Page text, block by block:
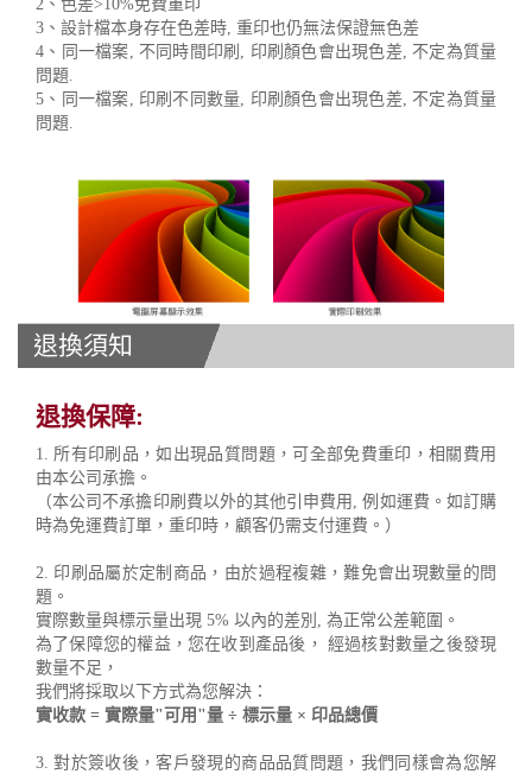
2、色差>10%免費重印
3、設計檔本身存在色差時, 重印也仍無法保證無色差
4、同一檔案, 不同時間印刷, 印刷顏色會出現色差, 不定為質量
問題.
5、同一檔案, 印刷不同數量, 印刷顏色會出現色差, 不定為質量
問題.
退換須知
退換保障:
1. 所有印刷品，如出現品質問題，可全部免費重印，相關費用
由本公司承擔。
（本公司不承擔印刷費以外的其他引申費用, 例如運費。如訂購
時為免運費訂單，重印時，顧客仍需支付運費。）
2. 印刷品屬於定制商品，由於過程複雜，難免會出現數量的問
題。
實際數量與標示量出現 5% 以內的差別, 為正常公差範圍。
為了保障您的權益，您在收到產品後， 經過核對數量之後發現
數量不足，
我們將採取以下方式為您解決：
實收款 = 實際量"可用"量 ÷ 標示量 × 印品總價
3. 對於簽收後，客戶發現的商品品質問題，我們同樣會為您解